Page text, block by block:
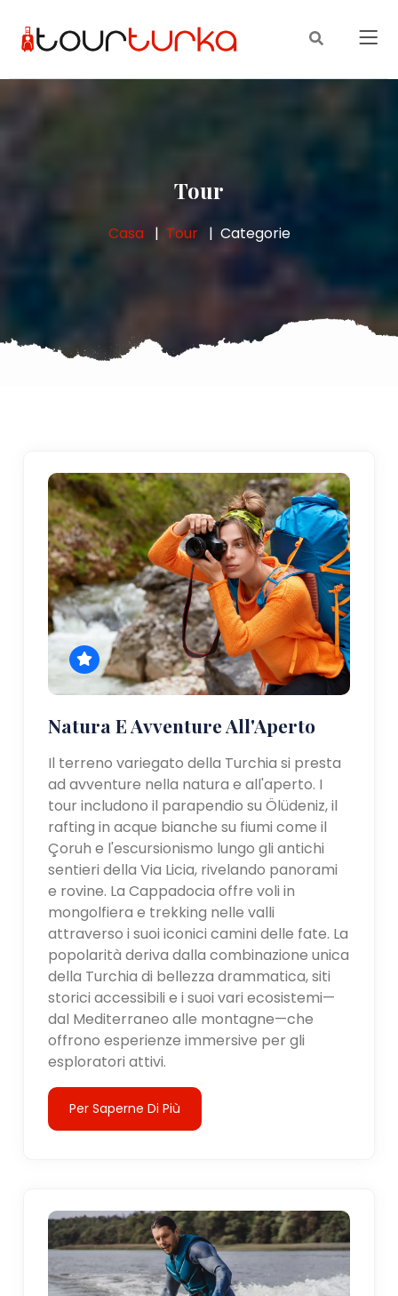
Tour
Casa Tour Categorie
Natura E Avventure All'Aperto
Il terreno variegato della Turchia si presta
ad avventure nella natura e all'aperto. I
tour includono il parapendio su Ölüdeniz, il
rafting in acque bianche su fiumi come il
Çoruh e l'escursionismo lungo gli antichi
sentieri della Via Licia, rivelando panorami
e rovine. La Cappadocia offre voli in
mongolfiera e trekking nelle valli
attraverso i suoi iconici camini delle fate. La
popolarità deriva dalla combinazione unica
della Turchia di bellezza drammatica, siti
storici accessibili e i suoi vari ecosistemi—
dal Mediterraneo alle montagne—che
offrono esperienze immersive per gli
esploratori attivi.
Per Saperne Di Più